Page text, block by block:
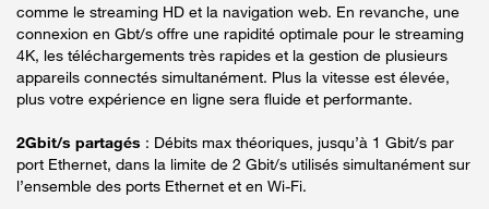
comme le streaming HD et la navigation web. En revanche, une
connexion en Gbt/s offre une rapidité optimale pour le streaming
4K, les téléchargements très rapides et la gestion de plusieurs
appareils connectés simultanément. Plus la vitesse est élevée,
plus votre expérience en ligne sera fluide et performante.
2Gbit/s partagés : Débits max théoriques, jusqu’à 1 Gbit/s par
port Ethernet, dans la limite de 2 Gbit/s utilisés simultanément sur
l’ensemble des ports Ethernet et en Wi-Fi.